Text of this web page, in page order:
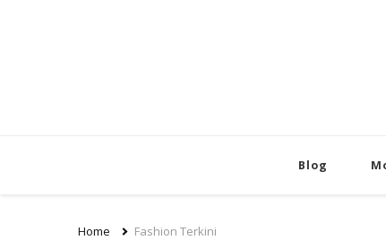
Blog
Home Fashion Terkini